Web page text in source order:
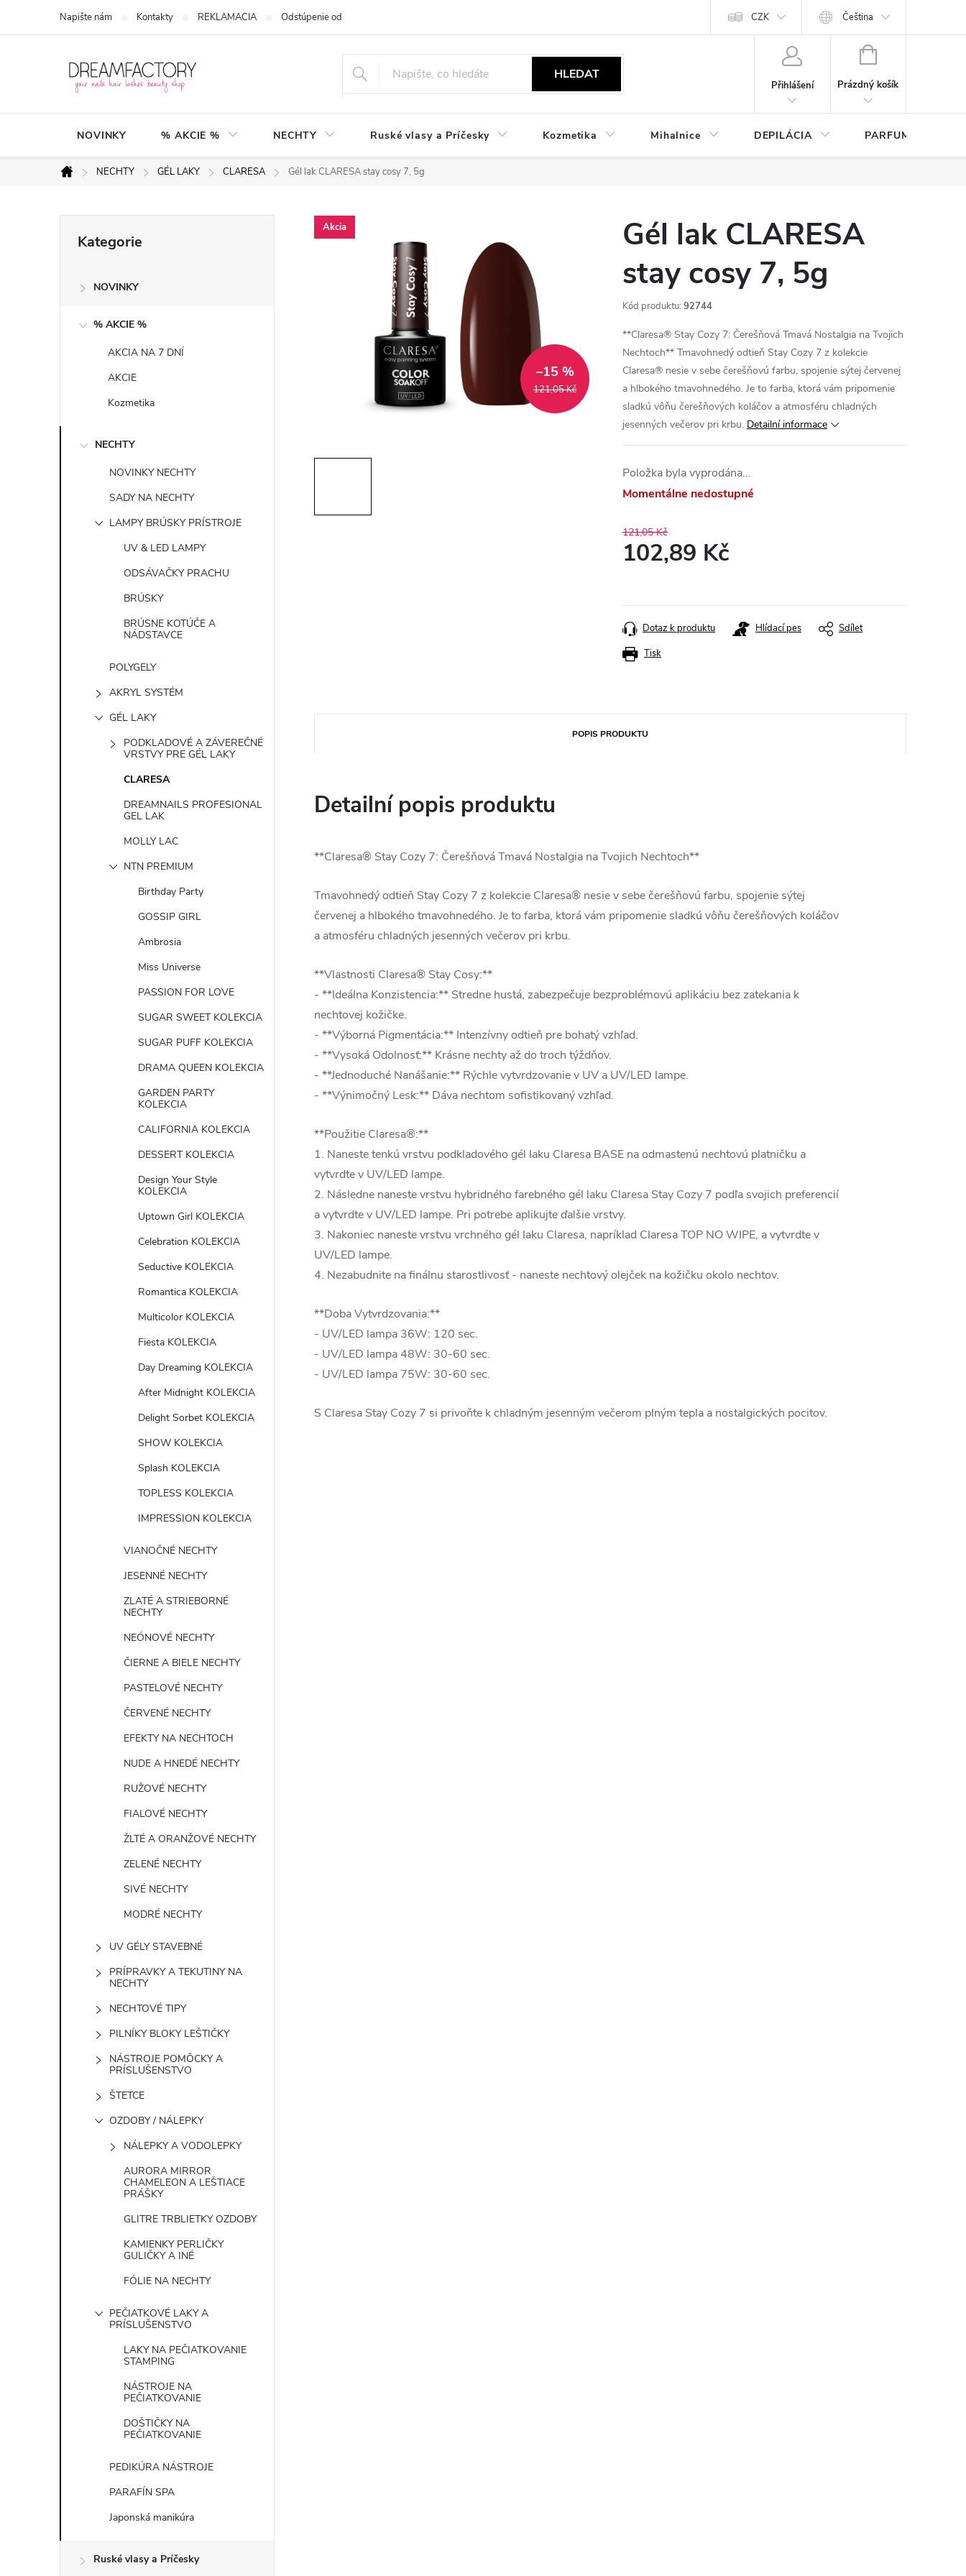
Napište nám Kontakty REKLAMACIA Odstúpenie od zmluvy Podmienky ochrany osobných údajov CZK Čeština
HLEDAT
Přihlášení
NÁKUPNÍ
Prázdný košík
NOVINKY % AKCIE % NECHTY Ruské vlasy a Príčesky Kozmetika Mihalnice DEPILÁCIA PARFUMY
Domů
NECHTY GÉL LAKY CLARESA Gél lak CLARESA stay cosy 7, 5g
kategorie
Kategorie
NOVINKY
% AKCIE %
AKCIA NA 7 DNÍ
AKCIE
Kozmetika
NECHTY
NOVINKY NECHTY
SADY NA NECHTY
LAMPY BRÚSKY PRÍSTROJE
UV & LED LAMPY
ODSÁVAČKY PRACHU
BRÚSKY
BRÚSNE KOTÚČE A
NÁDSTAVCE
POLYGELY
AKRYL SYSTÉM
GÉL LAKY
PODKLADOVÉ A ZÁVEREČNÉ
VRSTVY PRE GÉL LAKY
CLARESA
DREAMNAILS PROFESIONAL
GEL LAK
MOLLY LAC
NTN PREMIUM
Birthday Party
GOSSIP GIRL
Ambrosia
Miss Universe
PASSION FOR LOVE
SUGAR SWEET KOLEKCIA
SUGAR PUFF KOLEKCIA
DRAMA QUEEN KOLEKCIA
GARDEN PARTY
KOLEKCIA
CALIFORNIA KOLEKCIA
DESSERT KOLEKCIA
Design Your Style
KOLEKCIA
Uptown Girl KOLEKCIA
Celebration KOLEKCIA
Seductive KOLEKCIA
Romantica KOLEKCIA
Multicolor KOLEKCIA
Fiesta KOLEKCIA
Day Dreaming KOLEKCIA
After Midnight KOLEKCIA
Delight Sorbet KOLEKCIA
SHOW KOLEKCIA
Splash KOLEKCIA
TOPLESS KOLEKCIA
IMPRESSION KOLEKCIA
VIANOČNÉ NECHTY
JESENNÉ NECHTY
ZLATÉ A STRIEBORNÉ
NECHTY
NEÓNOVÉ NECHTY
ČIERNE A BIELE NECHTY
PASTELOVÉ NECHTY
ČERVENÉ NECHTY
EFEKTY NA NECHTOCH
NUDE A HNEDÉ NECHTY
RUŽOVÉ NECHTY
FIALOVÉ NECHTY
ŽLTÉ A ORANŽOVÉ NECHTY
ZELENÉ NECHTY
SIVÉ NECHTY
MODRÉ NECHTY
UV GÉLY STAVEBNÉ
PRÍPRAVKY A TEKUTINY NA
NECHTY
NECHTOVÉ TIPY
PILNÍKY BLOKY LEŠTIČKY
NÁSTROJE POMÔCKY A
PRÍSLUŠENSTVO
ŠTETCE
OZDOBY / NÁLEPKY
NÁLEPKY A VODOLEPKY
AURORA MIRROR
CHAMELEON A LEŠTIACE
PRÁŠKY
GLITRE TRBLIETKY OZDOBY
KAMIENKY PERLIČKY
GULIČKY A INÉ
FÓLIE NA NECHTY
PEČIATKOVÉ LAKY A
PRÍSLUŠENSTVO
LAKY NA PEČIATKOVANIE
STAMPING
NÁSTROJE NA
PEČIATKOVANIE
DOŠTIČKY NA
PEČIATKOVANIE
PEDIKÚRA NÁSTROJE
PARAFÍN SPA
Japonská manikúra
Ruské vlasy a Príčesky
Akcia
121,05 Kč
–15 %
Gél lak CLARESA
stay cosy 7, 5g
Kód produktu: 92744
**Claresa® Stay Cozy 7: Čerešňová Tmavá Nostalgia na Tvojich
Nechtoch** Tmavohnedý odtieň Stay Cozy 7 z kolekcie
Claresa® nesie v sebe čerešňovú farbu, spojenie sýtej červenej
a hlbokého tmavohnedého. Je to farba, ktorá vám pripomenie
sladkú vôňu čerešňových koláčov a atmosféru chladných
jesenných večerov pri krbu. Detailní informace
Položka byla vyprodána…
Momentálne nedostupné
121,05 Kč
102,89 Kč
Tisk
Dotaz k produktu Hlídací pes Sdílet
POPIS PRODUKTU
Detailní popis produktu
**Claresa® Stay Cozy 7: Čerešňová Tmavá Nostalgia na Tvojich Nechtoch**
Tmavohnedý odtieň Stay Cozy 7 z kolekcie Claresa® nesie v sebe čerešňovú farbu, spojenie sýtej
červenej a hlbokého tmavohnedého. Je to farba, ktorá vám pripomenie sladkú vôňu čerešňových koláčov
a atmosféru chladných jesenných večerov pri krbu.
**Vlastnosti Claresa® Stay Cosy:**
- **Ideálna Konzistencia:** Stredne hustá, zabezpečuje bezproblémovú aplikáciu bez zatekania k
nechtovej kožičke.
- **Výborná Pigmentácia:** Intenzívny odtieň pre bohatý vzhľad.
- **Vysoká Odolnosť:** Krásne nechty až do troch týždňov.
- **Jednoduché Nanášanie:** Rýchle vytvrdzovanie v UV a UV/LED lampe.
- **Výnimočný Lesk:** Dáva nechtom sofistikovaný vzhľad.
**Použitie Claresa®:**
1. Naneste tenkú vrstvu podkladového gél laku Claresa BASE na odmastenú nechtovú platničku a
vytvrdte v UV/LED lampe.
2. Následne naneste vrstvu hybridného farebného gél laku Claresa Stay Cozy 7 podľa svojich preferencií
a vytvrdte v UV/LED lampe. Pri potrebe aplikujte ďalšie vrstvy.
3. Nakoniec naneste vrstvu vrchného gél laku Claresa, napríklad Claresa TOP NO WIPE, a vytvrdte v
UV/LED lampe.
4. Nezabudnite na finálnu starostlivosť - naneste nechtový olejček na kožičku okolo nechtov.
**Doba Vytvrdzovania:**
- UV/LED lampa 36W: 120 sec.
- UV/LED lampa 48W: 30-60 sec.
- UV/LED lampa 75W: 30-60 sec.
S Claresa Stay Cozy 7 si privoňte k chladným jesenným večerom plným tepla a nostalgických pocitov.